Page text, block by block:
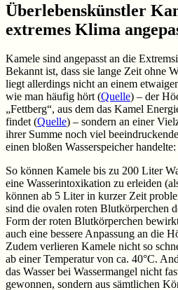
Überlebenskünstler
extremes Klima
Kamele sind angepasst an die
Bekannt ist, dass sie lange Zeit ohne
liegt allerdings nicht an einem
wie man häufig hört (Quelle) – der
„Fettberg“, aus dem das Kamel
findet (Quelle) – sondern an einer
ihrer Summe noch viel
einen bloßen Wasserspeicher handelte:
So können Kamele bis zu 200 Liter
eine Wasserintoxikation zu erleiden
können ab 5 Liter in kurzer Zeit
sind die ovalen roten Blutkörperchen
Form der roten Blutkörperchen
auch eine bessere Anpassung an die
Zudem verlieren Kamele nicht so
ab einer Temperatur von ca. 40°C.
das Wasser bei Wassermangel nicht
gewonnen, sondern aus sämtlichen